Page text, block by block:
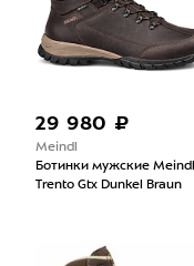
29 980 ₽
Meindl
Ботинки мужские Meindl
Trento Gtx Dunkel Braun